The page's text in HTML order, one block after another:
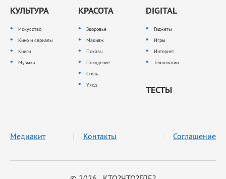
КУЛЬТУРА
Искусство
Кино и сериалы
Книги
Музыка
КРАСОТА
Здоровье
Макияж
Показы
Похудение
Стиль
Уход
DIGITAL
Гаджеты
Игры
Интернет
Технологии
ТЕСТЫ
Медиакит Контакты Соглашение